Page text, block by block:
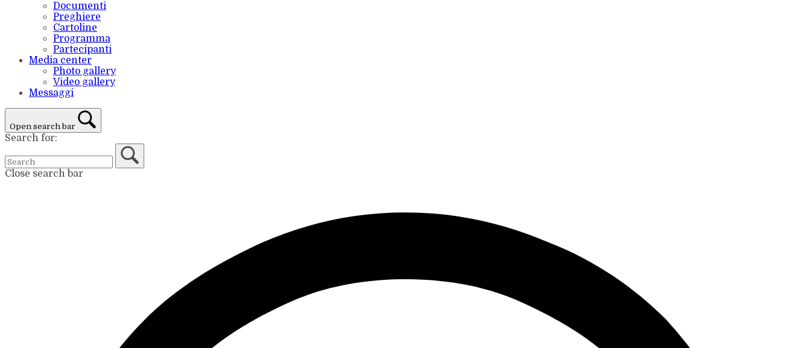
Documenti
Preghiere
Cartoline
Programma
Partecipanti
Media center
Photo gallery
Video gallery
Messaggi
Open search bar
Search for:
Close search bar